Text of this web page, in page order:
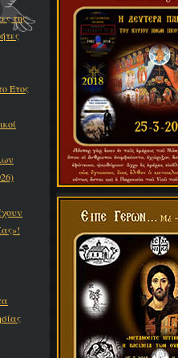
της
Έτος